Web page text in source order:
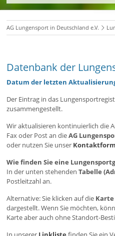
AG Lungensport in Deutschland e.V.
Datenbank der
Datum der letzten
Der Eintrag in das
zusammengestellt.
Wir aktualisieren kontinuierlich die
Fax oder Post an dieAG
oder nutzen Sie unser
Wie finden Sie eine
In der unten stehenden Tabelle
Postleitzahl an.
Alternative: Sie klicken auf die
dargestellt. Wenn Sie möchten,
Karte aber auch ohne Standort-